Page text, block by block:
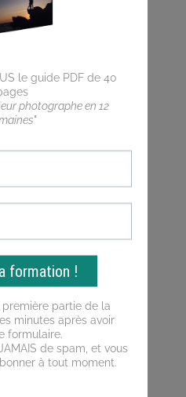
:
À
:
de rue, par
liens, vous
. En effet,
veut dire
mais que je
pour